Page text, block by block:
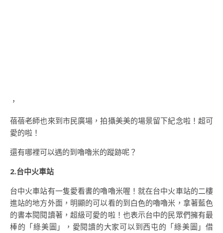
，
蓓蓓老師也來到市民廣場，拍攝美美的場景留下紀念啦！超可
愛的啦！
還有哪裡可以遇的到嚕嚕米的蹤跡呢？
2.台中火車站
台中火車站有一隻愛看書的嚕嚕米喔！就在台中火車站的二樓
進站的地方外面，明顯的可以看的到白色的嚕嚕米，拿著藍色
的書本閱閱讀著，超級可愛的啦！也表示台中的民眾們擁有最
棒的「綠美圖」，愛閱讀的大家可以到西屯的「綠美圖」借